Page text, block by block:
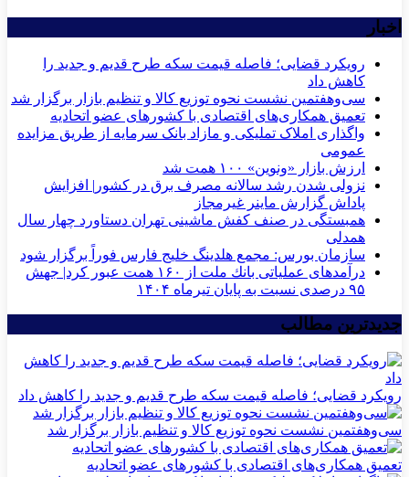
اخبار
رویکرد قضایی؛ فاصله قیمت سکه طرح قدیم و جدید را
کاهش داد
سی‌و‌هفتمین نشست نحوه توزیع کالا و تنظیم بازار برگزار شد
تعمیق همکاری‌های اقتصادی با کشورهای عضو اتحادیه
واگذاری املاک تملیکی و مازاد بانک سرمایه از طریق مزایده
عمومی
ارزش بازار «ونوین» ۱۰۰ همت شد
نزولی شدن رشد سالانه مصرف برق در کشور| افزایش
پاداش گزارش ماینر غیرمجاز
همبستگی در صنف کفش ماشینی تهران دستاورد چهار سال
همدلی
سازمان بورس: مجمع هلدینگ خلیج فارس فوراً برگزار شود
درآمدهای عملیاتی بانك ملت از ۱۶۰ همت عبور كرد| جهش
۹۵ درصدی نسبت به پایان تیرماه ۱۴۰۴
جدیدترین مطالب
رویکرد قضایی؛ فاصله قیمت سکه طرح قدیم و جدید را کاهش داد
سی‌و‌هفتمین نشست نحوه توزیع کالا و تنظیم بازار برگزار شد
تعمیق همکاری‌های اقتصادی با کشورهای عضو اتحادیه